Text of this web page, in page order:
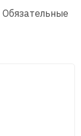
Обязательные